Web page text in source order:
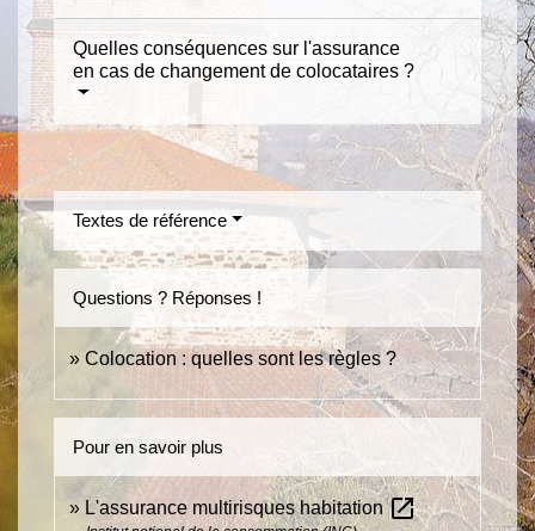
Quelles conséquences sur l'assurance
en cas de changement de colocataires ?
Textes de référence
Questions ? Réponses !
Colocation : quelles sont les règles ?
Pour en savoir plus
L'assurance multirisques habitationopen_in_new